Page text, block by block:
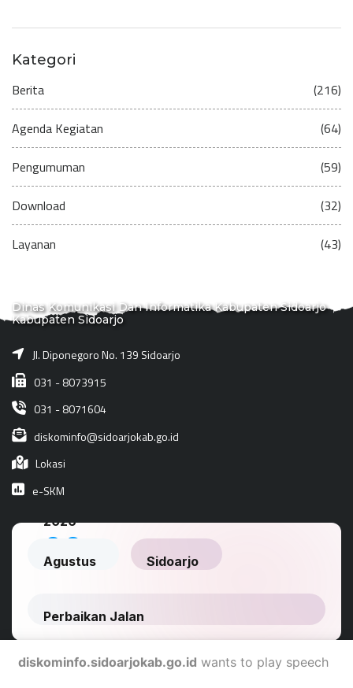
Kategori
Berita (216)
Agenda Kegiatan (64)
Pengumuman (59)
Download (32)
Layanan (43)
Dinas Komunikasi Dan Informatika Kabupaten Sidoarjo
Kabupaten Sidoarjo
Jl. Diponegoro No. 139 Sidoarjo
031 - 8073915
031 - 8071604
diskominfo@sidoarjokab.go.id
Lokasi
e-SKM
diskominfo.sidoarjokab.go.id wants to play speech